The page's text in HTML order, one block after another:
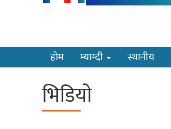
होम म्याग्दी स्थानीय
भिडियाे